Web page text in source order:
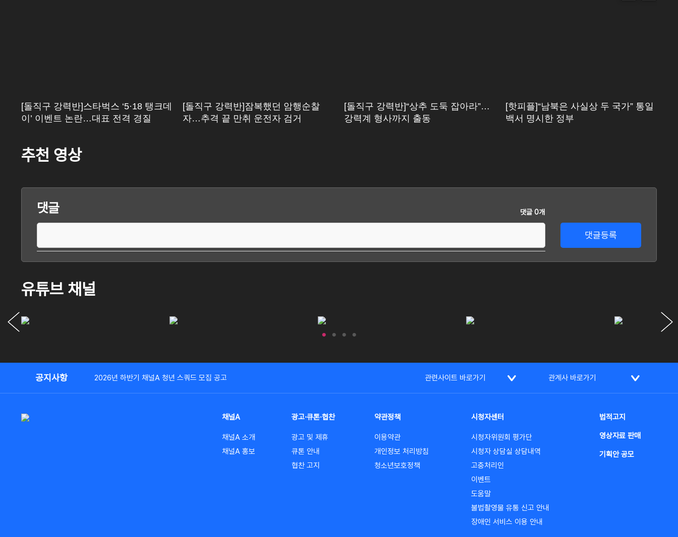
[돌직구 강력반]스타벅스 ‘5·18 탱크데
이’ 이벤트 논란…대표 전격 경질
[돌직구 강력반]잠복했던 암행순찰
자…추격 끝 만취 운전자 검거
[돌직구 강력반]“상추 도둑 잡아라”…
강력계 형사까지 출동
[핫피플]“남북은 사실상 두 국가” 통일
백서 명시한 정부
추천 영상
댓글 댓글 0개
댓글등록
유튜브 채널
공지사항 2026년 하반기 채널A 청년 스쿼드 모집 공고 관련사이트 바로가기 관계사 바로가기
채널A
채널A 소개
채널A 홍보
광고·큐톤·협찬
광고 및 제휴
큐톤 안내
협찬 고지
약관정책
이용약관
개인정보 처리방침
청소년보호정책
시청자센터
시청자위원회 평가단
시청자 상담실 상담내역
고충처리인
이벤트
도움말
불법촬영물 유통 신고 안내
장애인 서비스 이용 안내
법적고지
영상자료 판매
기획안 공모